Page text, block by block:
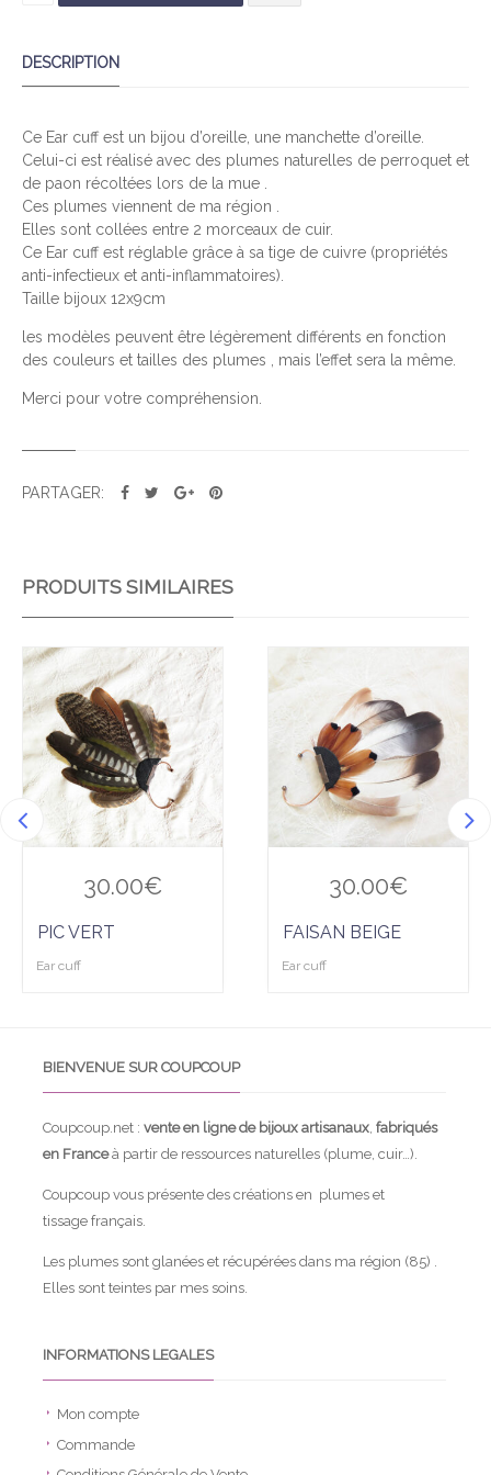
N
T
T
É
D
E
B
L
E
U
P
A
DESCRIPTION
Ce Ear cuff est un bijou d’oreille, une manchette d’oreille.
Celui-ci est réalisé avec des plumes naturelles de perroquet et
de paon récoltées lors de la mue .
Ces plumes viennent de ma région .
Elles sont collées entre 2 morceaux de cuir.
Ce Ear cuff est réglable grâce à sa tige de cuivre (propriétés
anti-infectieux et anti-inflammatoires).
Taille bijoux 12x9cm
les modèles peuvent être légèrement différents en fonction
des couleurs et tailles des plumes , mais l’effet sera la même.
Merci pour votre compréhension.
PARTAGER:
PRODUITS SIMILAIRES
Ajo
uter
à la
wis
hlist
30.00€
PIC VERT
Ear cuff
Ajo
wis
30.00€
FAISAN BEIGE
Ear cuff
BIENVENUE SUR COUPCOUP
Coupcoup.net : vente en ligne de bijoux artisanaux fabriqués
en Franceà partir de ressources naturelles (plume, cuir…).
Coupcoup vous présente des créations en plumes et
tissage français.
Les plumes sont glanées et récupérées dans ma région (85) .
Elles sont teintes par mes soins.
INFORMATIONS LEGALES
Mon compte
Commande